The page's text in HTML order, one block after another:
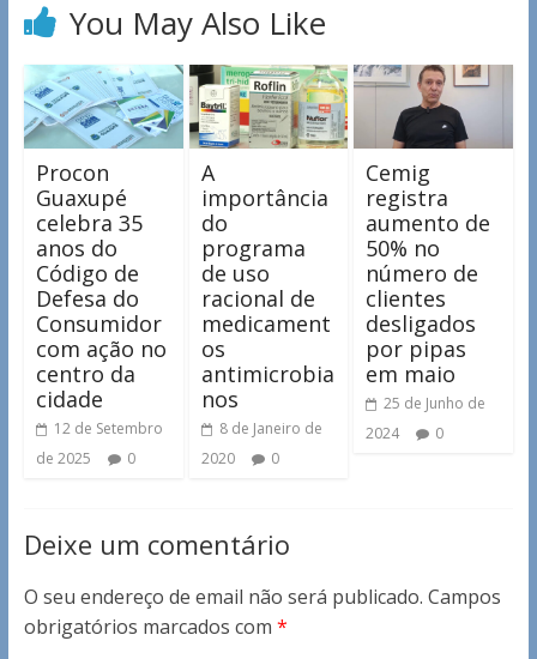
You May Also Like
Procon
Guaxupé
celebra 35
anos do
Código de
Defesa do
Consumidor
com ação no
centro da
cidade
12 de Setembro
de 2025
0
A
importância
do
programa
de uso
racional de
medicament
os
antimicrobia
nos
8 de Janeiro de
2020
0
Cemig
registra
aumento de
50% no
número de
clientes
desligados
por pipas
em maio
25 de Junho de
2024
0
Deixe um comentário
O seu endereço de email não será publicado. Campos
obrigatórios marcados com *